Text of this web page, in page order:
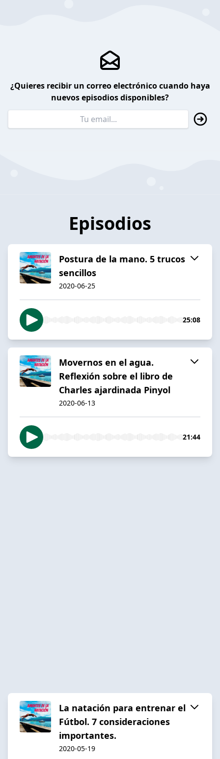
¿Quieres recibir un correo electrónico cuando haya
nuevos episodios disponibles?
Episodios
Postura de la mano. 5 trucos
sencillos
2020-06-25
25:08
Movernos en el agua.
Reflexión sobre el libro de
Charles ajardinada Pinyol
2020-06-13
21:44
La natación para entrenar el
Fútbol. 7 consideraciones
importantes.
2020-05-19